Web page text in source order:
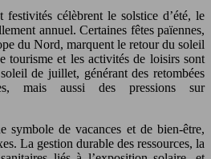
festivités célèbrent le solstice d’été, le
annuel. Certaines fêtes païennes,
du Nord, marquent le retour du soleil
tourisme et les activités de loisirs sont
de juillet, générant des retombées
mais aussi des pressions sur
de vacances et de bien-être,
La gestion durable des ressources, la